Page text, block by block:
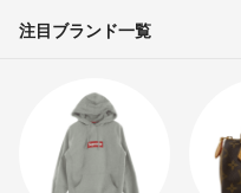
- 約8年前
こんばんは、コメント失礼致
こちら音楽取り込んだり、ネ
注目ブランド一覧